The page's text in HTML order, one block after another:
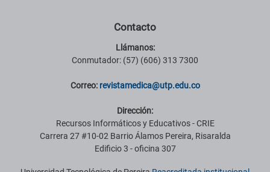
Contacto
Llámanos:
Conmutador: (57) (606) 313 7300
Correo: revistamedica@utp.edu.co
Dirección:
Recursos Informáticos y Educativos - CRIE
Carrera 27 #10-02 Barrio Álamos Pereira, Risaralda
Edificio 3 - oficina 307